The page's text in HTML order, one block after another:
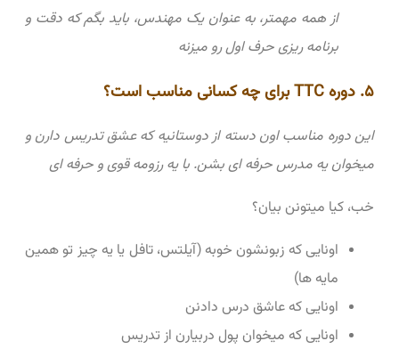
از همه مهمتر، به عنوان یک مهندس، باید بگم که دقت و
برنامه ریزی حرف اول رو میزنه
۵. دوره TTC برای چه کسانی مناسب است؟
این دوره مناسب اون دسته از دوستانیه که عشق تدریس دارن و
میخوان یه مدرس حرفه ای بشن. با یه رزومه قوی و حرفه ای
خب، کیا میتونن بیان؟
اونایی که زبونشون خوبه (آیلتس، تافل یا یه چیز تو همین
مایه ها)
اونایی که عاشق درس دادنن
اونایی که میخوان پول دربیارن از تدریس